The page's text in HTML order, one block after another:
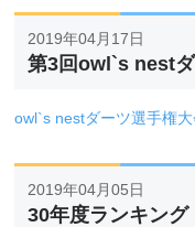
2019年04月17日
第3回owl`s nest
owl`s nestダーツ選手権大
2019年04月05日
30年度ランキング